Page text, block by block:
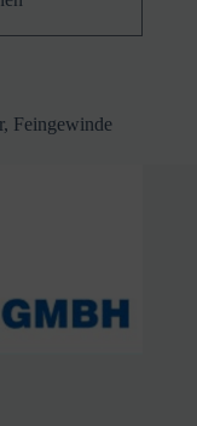
Feingewinde